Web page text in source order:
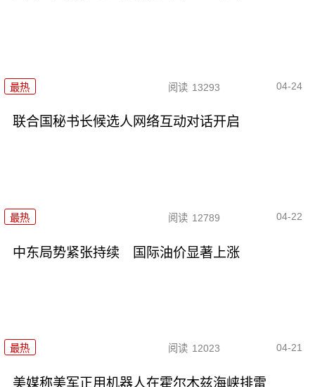
最热 阅读 13293 04-24
联合国秘书长候选人网络互动对话开启
最热 阅读 12789 04-22
中东局势紧张持续 国际油价显著上涨
最热 阅读 12023 04-21
美媒称美军正用机器人在霍尔木兹海峡排雷